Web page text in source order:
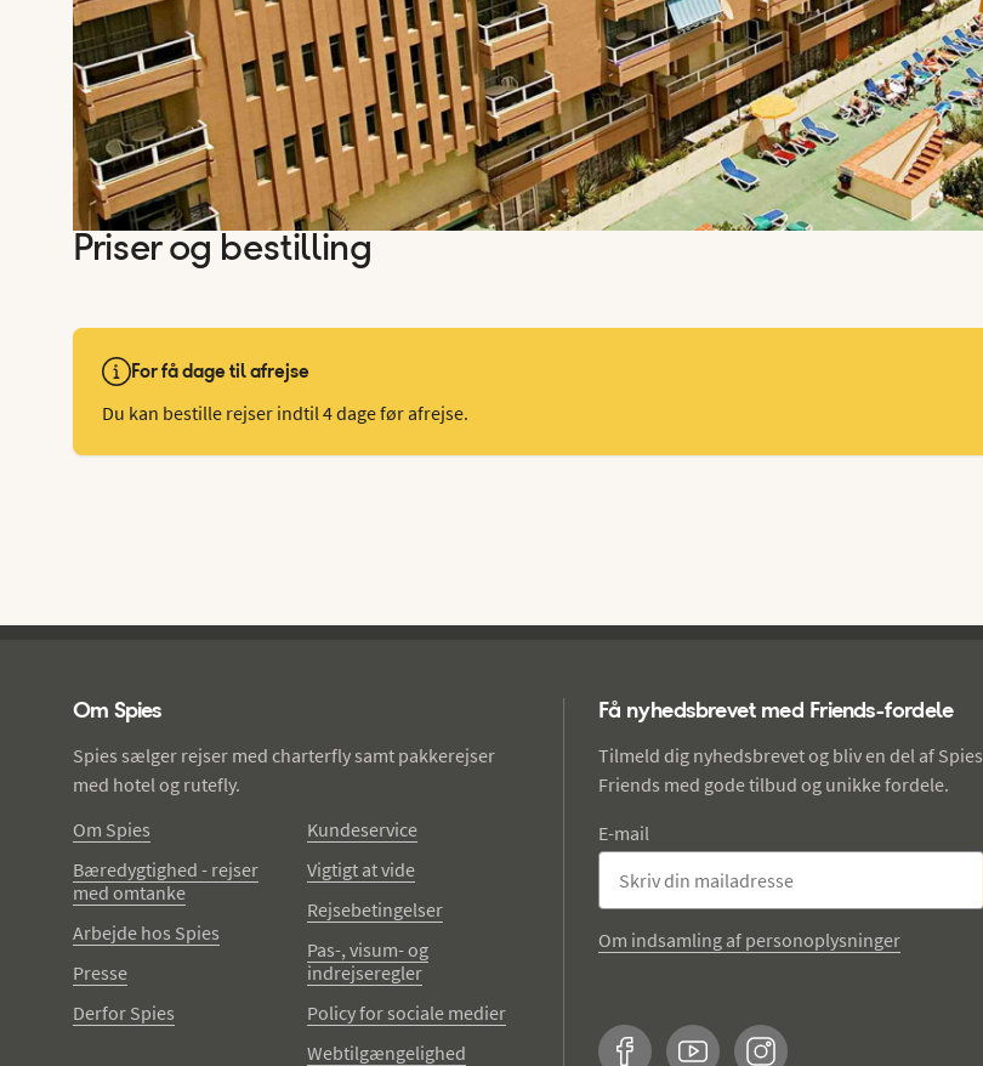
Priser og bestilling
For få dage til afrejse
Du kan bestille rejser indtil 4 dage før afrejse.
Om Spies
Spies sælger rejser med charterfly samt pakkerejser
med hotel og rutefly.
Om Spies
Bæredygtighed - rejser
med omtanke
Arbejde hos Spies
Presse
Derfor Spies
Kundeservice
Vigtigt at vide
Rejsebetingelser
Pas-, visum- og
indrejseregler
Policy for sociale medier
Webtilgængelighed
Få nyhedsbrevet med Friends-fordele
Tilmeld dig nyhedsbrevet og bliv en del af Spies
Friends med gode tilbud og unikke fordele.
E-mail
Om indsamling af personoplysninger